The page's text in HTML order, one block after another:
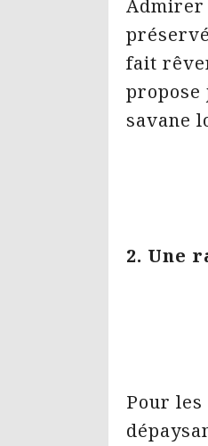
Admirer
fait
propose
savane
2. Une
Pour les